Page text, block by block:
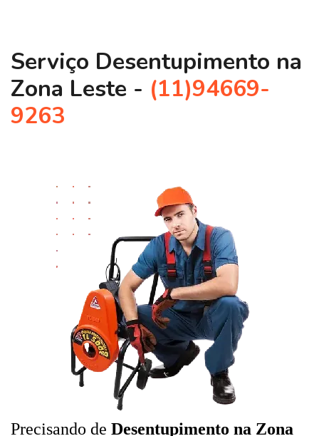
Serviço Desentupimento na
Zona Leste - (11)94669-
9263
Precisando de Desentupimento na Zona